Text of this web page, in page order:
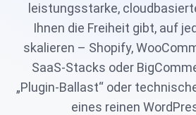
leistungsstarke,
Ihnen die Freiheit gibt, auf
skalieren – Shopify,
SaaS-Stacks oder
„Plugin-Ballast“ oder
eines reinen